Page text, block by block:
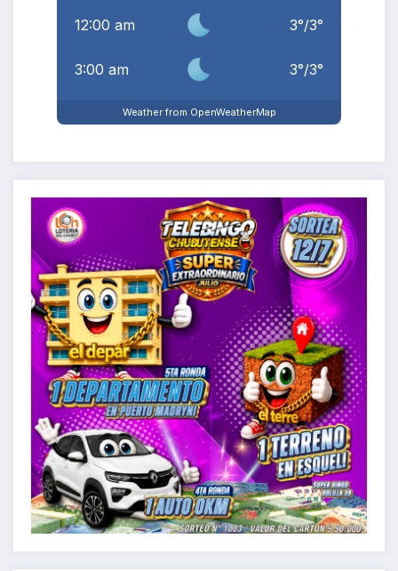
12:00 am 3°/3°
3:00 am 3°/3°
Weather from OpenWeatherMap